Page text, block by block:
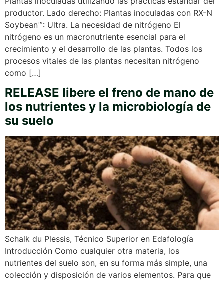
productor. Lado derecho: Plantas inoculadas con RX-N
Soybean™: Ultra. La necesidad de nitrógeno El
nitrógeno es un macronutriente esencial para el
crecimiento y el desarrollo de las plantas. Todos los
procesos vitales de las plantas necesitan nitrógeno
como […]
RELEASE libere el freno de mano de
los nutrientes y la microbiología de
su suelo
Schalk du Plessis, Técnico Superior en Edafología
Introducción Como cualquier otra materia, los
nutrientes del suelo son, en su forma más simple, una
colección y disposición de varios elementos. Para que